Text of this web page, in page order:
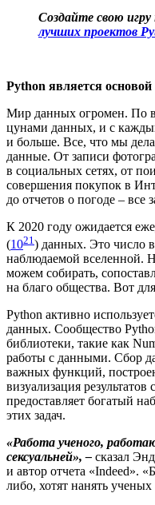
Создайте свою
лучших проектов
Python является
Мир данных огромен. По
цунами данных, и с
и больше. Все, что мы
данные. От записи
в социальных сетях, от
совершения покупок в
до отчетов о погоде – все
К 2020 году ожидается
(1021 ) данных. Это число в
наблюдаемой вселенной.
можем собирать,
на благо общества. Вот
Python активно
данных. Сообщество
библиотеки, такие как
работы с данными. Сбор
важных функций,
визуализация
предоставляет богатый
этих задач.
«Работа ученого,
сексуальней», – сказал
и автор отчета «Indeed».
либо, хотят нанять